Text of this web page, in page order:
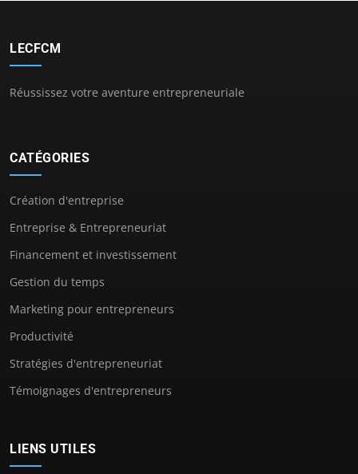
LECFCM
Réussissez votre aventure entrepreneuriale
CATÉGORIES
Création d'entreprise
Entreprise & Entrepreneuriat
Financement et investissement
Gestion du temps
Marketing pour entrepreneurs
Productivité
Stratégies d'entrepreneuriat
Témoignages d'entrepreneurs
LIENS UTILES